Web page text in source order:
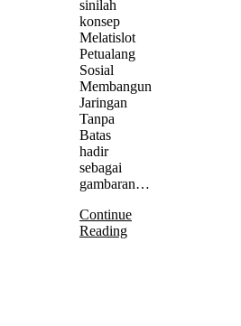
sinilah
konsep
Melatislot
Petualang
Sosial
Membangun
Jaringan
Tanpa
Batas
hadir
sebagai
gambaran…
Continue
Reading